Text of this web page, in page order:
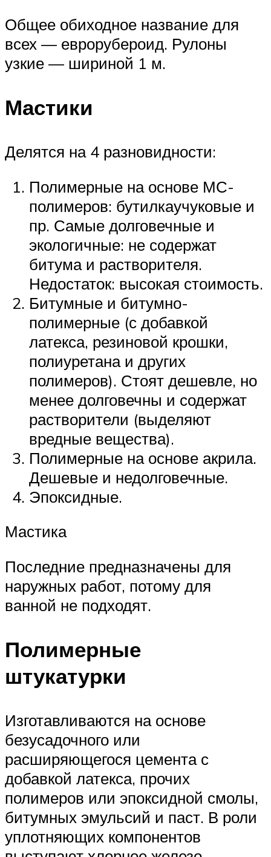
Общее обиходное название для
всех — еврорубероид. Рулоны
узкие — шириной 1 м.
Мастики
Делятся на 4 разновидности:
Полимерные на основе МС-
полимеров: бутилкаучуковые и
пр. Самые долговечные и
экологичные: не содержат
битума и растворителя.
Недостаток: высокая стоимость.
Битумные и битумно-
полимерные (с добавкой
латекса, резиновой крошки,
полиуретана и других
полимеров). Стоят дешевле, но
менее долговечны и содержат
растворители (выделяют
вредные вещества).
Полимерные на основе акрила.
Дешевые и недолговечные.
Эпоксидные.
Мастика
Последние предназначены для
наружных работ, потому для
ванной не подходят.
Полимерные
штукатурки
Изготавливаются на основе
безусадочного или
расширяющегося цемента с
добавкой латекса, прочих
полимеров или эпоксидной смолы,
битумных эмульсий и паст. В роли
уплотняющих компонентов